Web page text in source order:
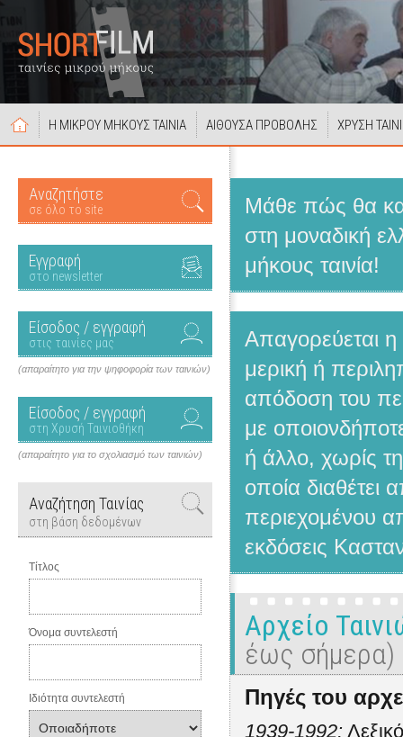
Η ΜΙΚΡΟΥ ΜΗΚΟΥΣ ΤΑΙΝΙΑ ΑΙΘΟΥΣΑ ΠΡΟΒΟΛΗΣ ΧΡΥΣΗ
Αναζητήστε
σε όλο το site
Εγγραφή
στο newsletter
Είσοδος / εγγραφή
στις ταινίες μας
(απαραίτητο για την ψηφοφορία των ταινιών)
Είσοδος / εγγραφή
στη Χρυσή Ταινιοθήκη
(απαραίτητο για το σχολιασμό των ταινιών)
Αναζήτηση Ταινίας
στη βάση δεδομένων
Τίτλος
Όνομα συντελεστή
Ιδιότητα συντελεστή
Μάθε πώς θα
στη μοναδική
μήκους ταινία!
Απαγορεύεται
μερική ή
απόδοση του
με
ή άλλο, χωρίς
οποία διαθέτει
περιεχομένου
εκδόσεις
Αρχείο
έως σήμερα)
Πηγές του
1939-1992: